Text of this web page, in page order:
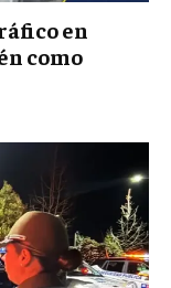
en
como